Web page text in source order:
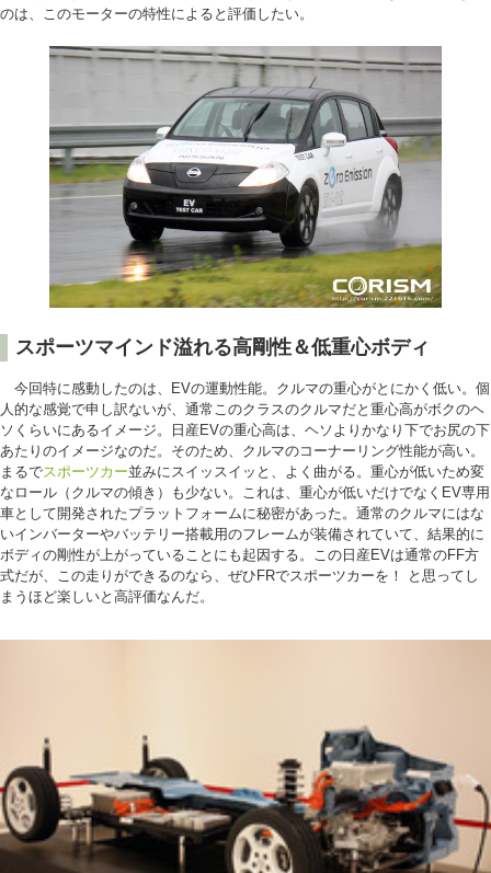
のは、このモーターの特性によると評価したい。
スポーツマインド溢れる高剛性＆低重心ボディ
今回特に感動したのは、EVの運動性能。クルマの重心がとにかく低い。個
人的な感覚で申し訳ないが、通常このクラスのクルマだと重心高がボクのヘ
ソくらいにあるイメージ。日産EVの重心高は、ヘソよりかなり下でお尻の下
あたりのイメージなのだ。そのため、クルマのコーナーリング性能が高い。
まるでスポーツカー並みにスイッスイッと、よく曲がる。重心が低いため変
なロール（クルマの傾き）も少ない。これは、重心が低いだけでなくEV専用
車として開発されたプラットフォームに秘密があった。通常のクルマにはな
いインバーターやバッテリー搭載用のフレームが装備されていて、結果的に
ボディの剛性が上がっていることにも起因する。この日産EVは通常のFF方
式だが、この走りができるのなら、ぜひFRでスポーツカーを！ と思ってし
まうほど楽しいと高評価なんだ。